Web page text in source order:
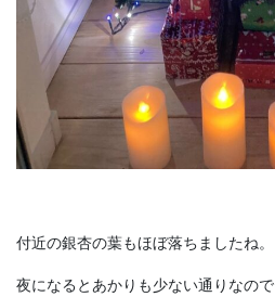
付近の銀杏の葉もほぼ落ちましたね。
夜になるとあかりも少ない通りなので